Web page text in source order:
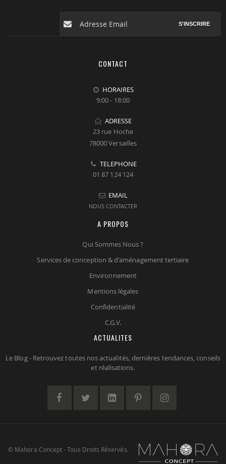
S'INSCRIRE
CONTACT
HORAIRES
9:00 - 18:00
ADRESSE
23 rue Hoche
78000 Versailles
TELEPHONE
01 87 124 124
EMAIL
NOUS CONTACTER
A PROPOS
Qui Sommes Nous ?
Services de conception & d'aménagement tertiaire
Environnement
Mentions légales
Confidentialité
C.G.V.
ACTUALITES
Le Blog - Retrouvez toutes nos actualités, dernières tendances, conseils
et réalisations.
© Mahora Concept - Tous Droits Réservés.